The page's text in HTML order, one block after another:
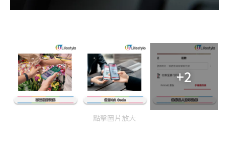
+2
點擊圖片放大